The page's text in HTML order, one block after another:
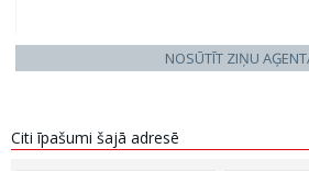
NOSŪTĪT ZIŅU
Citi īpašumi šajā adresē